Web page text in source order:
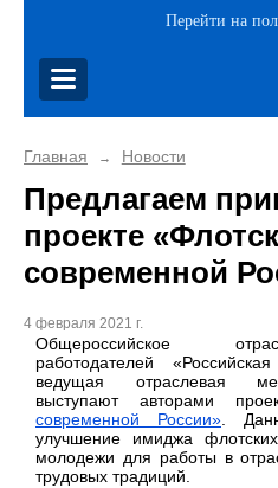
Перейти на
Главная → Новости
Предлагаем
проекте
современной
4 февраля 2021 г.
Общероссийское
работодателей
ведущая отраслевая
выступают авторами
современной России».
улучшение имиджа
молодежи для работы в
трудовых традиций.